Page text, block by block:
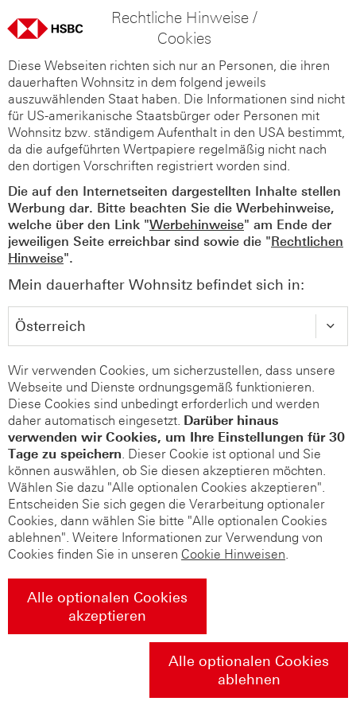
Rechtliche Hinweise /
Cookies
Diese Webseiten richten sich nur an Personen, die ihren
dauerhaften Wohnsitz in dem folgend jeweils
auszuwählenden Staat haben. Die Informationen sind nicht
für US-amerikanische Staatsbürger oder Personen mit
Wohnsitz bzw. ständigem Aufenthalt in den USA bestimmt,
da die aufgeführten Wertpapiere regelmäßig nicht nach
den dortigen Vorschriften registriert worden sind.
Die auf den Internetseiten dargestellten Inhalte stellen
Werbung dar. Bitte beachten Sie die Werbehinweise,
welche über den Link "Werbehinweise" am Ende der
jeweiligen Seite erreichbar sind sowie die "Rechtlichen
Hinweise".
Mein dauerhafter Wohnsitz befindet sich in:
Wir verwenden Cookies, um sicherzustellen, dass unsere
Webseite und Dienste ordnungsgemäß funktionieren.
Diese Cookies sind unbedingt erforderlich und werden
daher automatisch eingesetzt. Darüber hinaus
verwenden wir Cookies, um Ihre Einstellungen für 30
Tage zu speichern. Dieser Cookie ist optional und Sie
können auswählen, ob Sie diesen akzeptieren möchten.
Wählen Sie dazu "Alle optionalen Cookies akzeptieren".
Entscheiden Sie sich gegen die Verarbeitung optionaler
Cookies, dann wählen Sie bitte "Alle optionalen Cookies
ablehnen". Weitere Informationen zur Verwendung von
Cookies finden Sie in unseren Cookie Hinweisen.
Alle optionalen Cookies
akzeptieren
Alle optionalen Cookies
ablehnen